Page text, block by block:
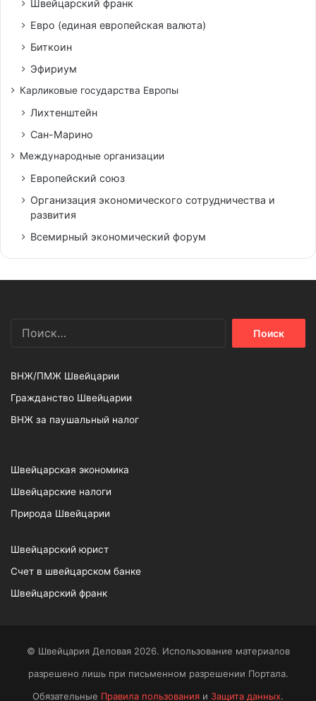
Швейцарский франк
Евро (единая европейская валюта)
Биткоин
Эфириум
Карликовые государства Европы
Лихтенштейн
Сан-Марино
Международные организации
Европейский союз
Организация экономического сотрудничества и
развития
Всемирный экономический форум
ВНЖ/ПМЖ Швейцарии
Гражданство Швейцарии
ВНЖ за паушальный налог
Швейцарская экономика
Швейцарские налоги
Природа Швейцарии
Швейцарский юрист
Счет в швейцарском банке
Швейцарский франк
© Швейцария Деловая 2026. Использование материалов
разрешено лишь при письменном разрешении Портала.
Обязательные Правила пользования и Защита данных.